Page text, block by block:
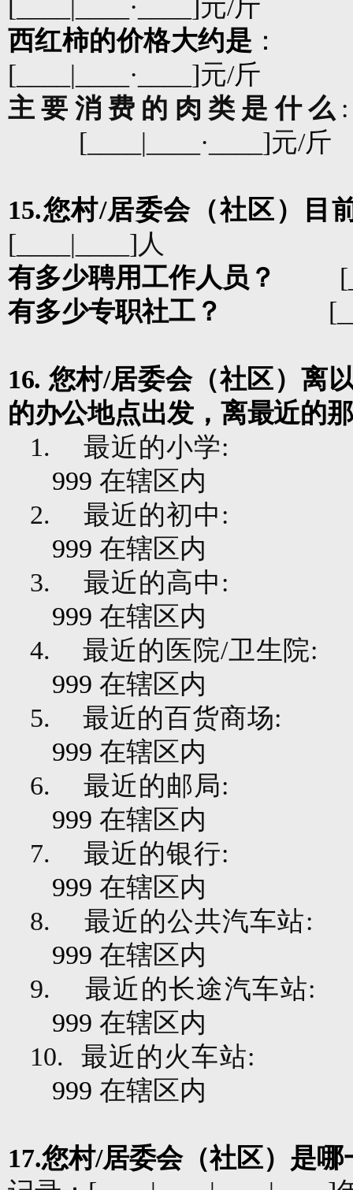
[____|____ · ____]元/斤
西红柿的价格大约是 ：
[____|____ · ____]元/斤
主要消费的肉类是什么 :
[____|____ · ____]元/斤
15.您村/居委会（社区）目
[____|____] 人
有多少聘用工作人员？
有多少专职社工？
16. 您村/居委会（社区）离
的办公地点出发，离最近的
1.
最近的小学:
999 在辖区内
2.
最近的初中:
999 在辖区内
3.
最近的高中:
999 在辖区内
4.
最近的医院/卫生院:
999 在辖区内
5.
最近的百货商场:
999 在辖区内
6.
最近的邮局:
999 在辖区内
7.
最近的银行:
999 在辖区内
8.
最近的公共汽车站:
999 在辖区内
9.
最近的长途汽车站:
999 在辖区内
10.
最近的火车站:
999 在辖区内
17.您村/居委会（社区）是哪